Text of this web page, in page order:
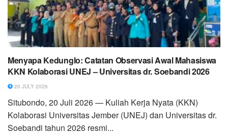
Menyapa Kedunglo: Catatan Observasi Awal Mahasiswa
KKN Kolaborasi UNEJ – Universitas dr. Soebandi 2026
20 JULY 2026
Situbondo, 20 Juli 2026 — Kuliah Kerja Nyata (KKN)
Kolaborasi Universitas Jember (UNEJ) dan Universitas dr.
Soebandi tahun 2026 resmi...